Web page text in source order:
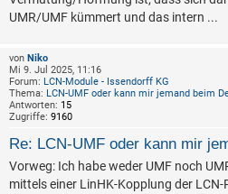
UMR/UMF kümmert und das intern ...
von Niko
Mi 9. Jul 2025, 11:16
Forum: LCN-Module - Issendorff KG
Thema: LCN-UMF oder kann mir jemand beim
Antworten: 15
Zugriffe: 9160
Re: LCN-UMF oder kann mir
Vorweg: Ich habe weder UMF noch
mittels einer LinHK-Kopplung der